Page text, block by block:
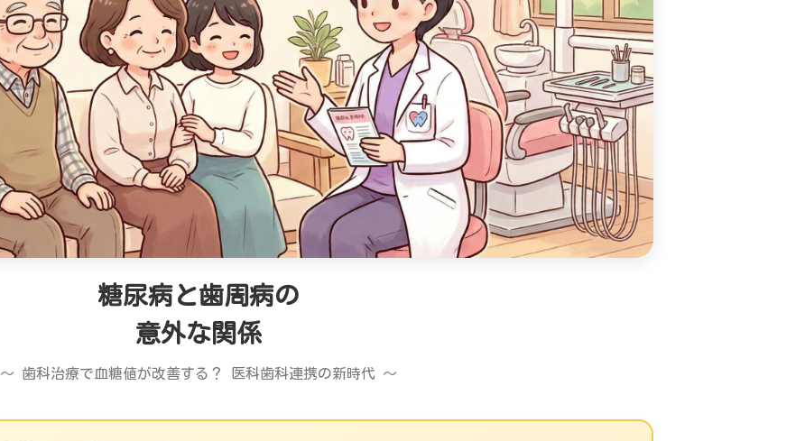
糖尿病と歯周病の
意外な関係
〜 歯科治療で血糖値が改善する？ 医科歯科連携の新時代 〜